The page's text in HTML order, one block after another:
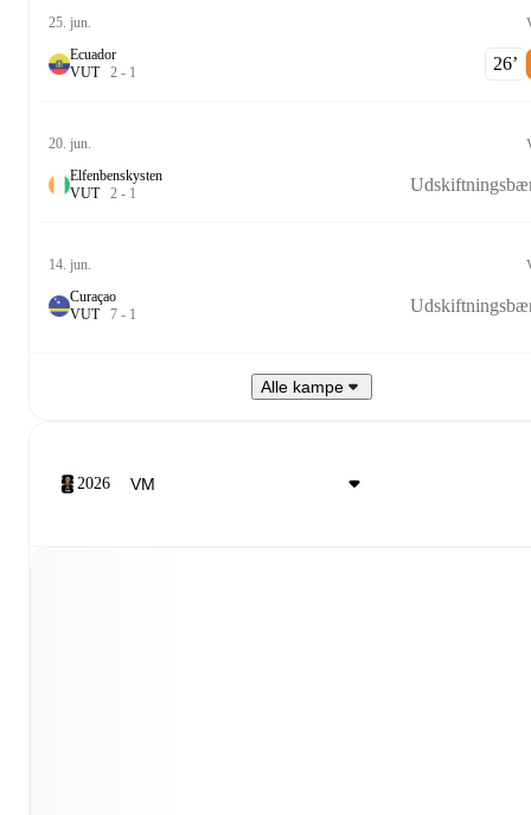
25. jun.
Ecuador
VUT 2 - 1 26‎’‎
20. jun.
Elfenbenskysten
VUT 2 - 1
14. jun.
Curaçao
VUT 7 - 1
Alle kampe
2026